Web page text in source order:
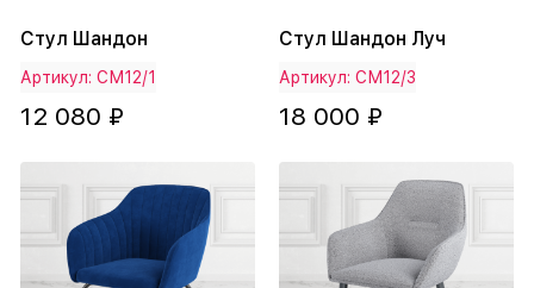
Стул Шандон
Артикул: СМ12/1
12 080 ₽
Стул Шандон Луч
Артикул: СМ12/3
18 000 ₽